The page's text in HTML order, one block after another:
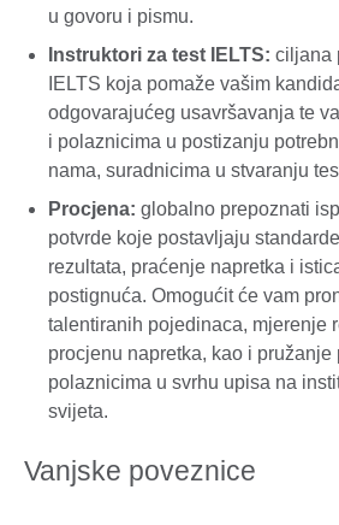
u govoru i pismu.
Instruktori za test IELTS: ciljana
IELTS koja pomaže vašim
odgovarajućeg usavršavanja te
i polaznicima u postizanju
nama, suradnicima u stvaranju
Procjena: globalno prepoznati
potvrde koje postavljaju
rezultata, praćenje napretka i
postignuća. Omogućit će vam
talentiranih pojedinaca, mjerenje
procjenu napretka, kao i pružanje
polaznicima u svrhu upisa na
svijeta.
Vanjske poveznice